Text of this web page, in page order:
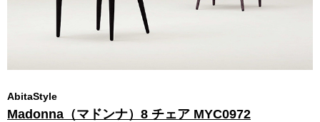
AbitaStyle
Madonna（マドンナ）8 チェア MYC0972